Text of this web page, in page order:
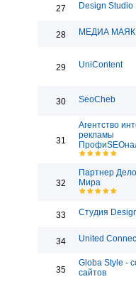
27 Design Studio
28 МЕДИА МАЯК
29 UniContent
30 SeoCheb
31
Агентство
рекламы
32
Партнер
Мира
33 Студия
34 United
35
Globa Style -
сайтов